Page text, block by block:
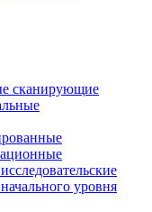
сканирующие
уровня